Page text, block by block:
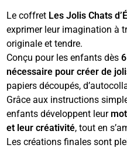
Le coffret Les Jolis Chats
exprimer leur imagination à
originale et tendre.
Conçu pour les enfants dès
nécessaire pour créer de
papiers découpés,
Grâce aux instructions
enfants développent leur
et leur créativité, tout en
Les créations finales sont